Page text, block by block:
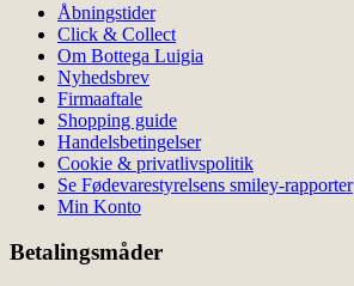
Åbningstider
Click & Collect
Om Bottega Luigia
Nyhedsbrev
Firmaaftale
Shopping guide
Handelsbetingelser
Cookie & privatlivspolitik
Se Fødevarestyrelsens smiley-rapporter
Min Konto
Betalingsmåder